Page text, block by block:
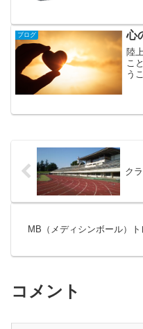
ブログ 心
陸
こ
う
競
ク
MB（メディシンボール）
コメント